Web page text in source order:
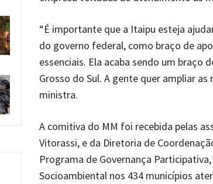
“É importante que a Itaipu esteja
do governo federal, como braço de
essenciais. Ela acaba sendo um braço
Grosso do Sul. A gente quer ampliar
ministra.
A comitiva do MM foi recebida pelas
Vitorassi, e da Diretoria de
Programa de Governança
Socioambiental nos 434 municípios